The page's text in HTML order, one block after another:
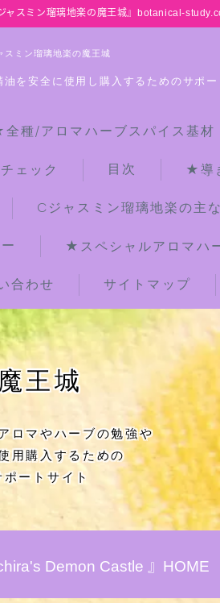
ャスミン瑠璃地楽の魔王城』botanical-
ミン瑠璃地楽の魔王城
を安全に使用し購入するためのサポ
種/アロマハーブスパイス基
ェック 目次 ★導
Cジャスミン瑠璃地楽の主
★スペシャルアロマハ
合わせ サイトマップ
花の部屋
ーブスパイス基材 プ
αクイズ
向チェック
目次
王城
ロマやハーブの勉強や
用購入するための
ポートサイト
Demon Castle 』HOME